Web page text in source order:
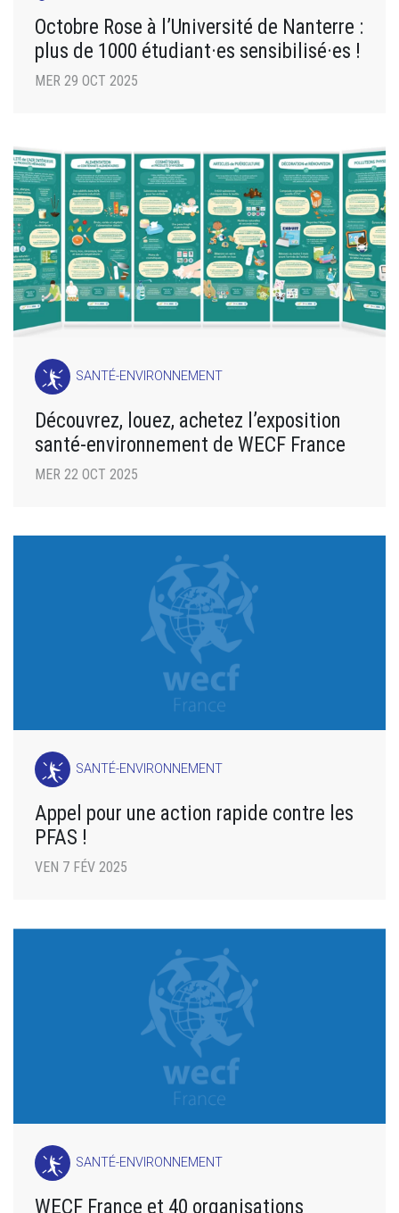
Octobre Rose à l’Université de Nanterre :
plus de 1000 étudiant·es sensibilisé·es !
MER 29 OCT 2025
SANTÉ-ENVIRONNEMENT
Découvrez, louez, achetez l’exposition
santé-environnement de WECF France
MER 22 OCT 2025
SANTÉ-ENVIRONNEMENT
Appel pour une action rapide contre les
PFAS !
VEN 7 FÉV 2025
SANTÉ-ENVIRONNEMENT
WECF France et 40 organisations